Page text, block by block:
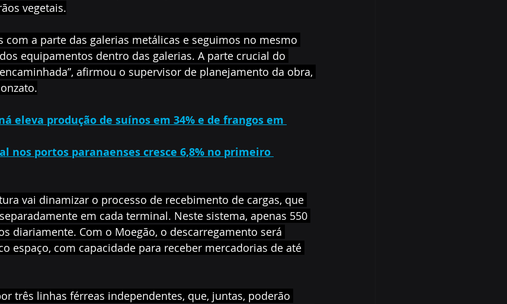
vegetais.
com a parte das galerias metálicas e seguimos no mesmo
equipamentos dentro das galerias. A parte crucial do
afirmou o supervisor de planejamento da obra,
eleva produção de suínos em 34% e de frangos em
nos portos paranaenses cresce 6,8% no primeiro
vai dinamizar o processo de recebimento de cargas, que
em cada terminal. Neste sistema, apenas 550
diariamente. Com o Moegão, o descarregamento será
espaço, com capacidade para receber mercadorias de até
três linhas férreas independentes, que, juntas, poderão